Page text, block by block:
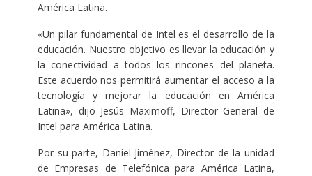
América Latina.
«Un pilar fundamental de Intel es el desarrollo de la
educación. Nuestro objetivo es llevar la educación y
la conectividad a todos los rincones del planeta.
Este acuerdo nos permitirá aumentar el acceso a la
tecnología y mejorar la educación en América
Latina», dijo Jesús Maximoff, Director General de
Intel para América Latina.
Por su parte, Daniel Jiménez, Director de la unidad
de Empresas de Telefónica para América Latina,